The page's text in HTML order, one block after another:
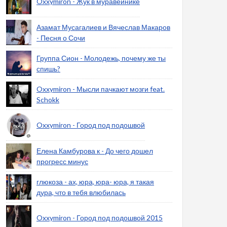
Азамат Мусагалиев и Вячеслав Макаров
- Песня о Сочи
Группа Сион - Молодежь, почему же ты
спишь?
Oxxymiron - Мысли пачкают мозги feat.
Schokk
Oxxymiron - Город под подошвой
Елена Камбурова к - До чего дошел
прогресс минус
глюкоза - ах, юра, юра- юра, я такая
дура, что в тебя влюбилась
Oxxymiron - Город под подошвой 2015